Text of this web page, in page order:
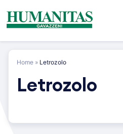
content
Home » Letrozolo
Letrozolo